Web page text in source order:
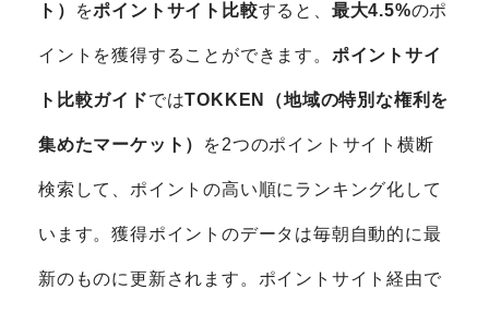
ト） をポイントサイト比較すると、 最大4.5%のポ
イントを獲得することができます。 ポイントサイ
ト比較ガイドではTOKKEN（地域の特別な権利を
集めたマーケット） を2つのポイントサイト横断
検索して、ポイントの高い順にランキング化して
います。獲得ポイントのデータは毎朝自動的に最
新のものに更新されます。ポイントサイト経由で